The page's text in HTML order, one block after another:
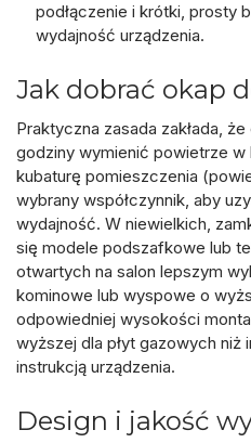
podłączenie i krótki, prosty
wydajność urządzenia.
Jak dobrać okap
Praktyczna zasada zakłada,
godziny wymienić powietrze w
kubaturę pomieszczenia
wybrany współczynnik, aby
wydajność. W niewielkich,
się modele podszafkowe lub
otwartych na salon lepszym
kominowe lub wyspowe o
odpowiedniej wysokości
wyższej dla płyt gazowych niż
instrukcją urządzenia.
Design i jakość